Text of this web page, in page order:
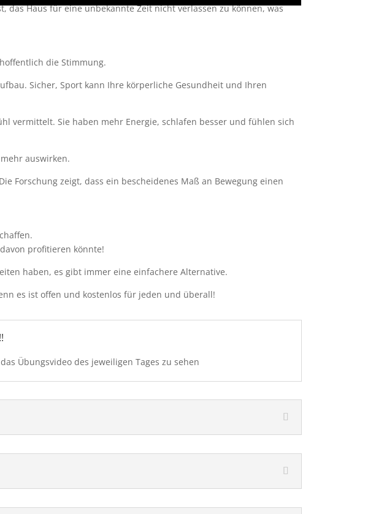
das Haus für eine unbekannte Zeit nicht verlassen zu können, was
die Stimmung.
Sicher, Sport kann Ihre körperliche Gesundheit und Ihren
vermittelt. Sie haben mehr Energie, schlafen besser und fühlen sich
auswirken.
Forschung zeigt, dass ein bescheidenes Maß an Bewegung einen
profitieren könnte!
haben, es gibt immer eine einfachere Alternative.
es ist offen und kostenlos für jeden und überall!
Übungsvideo des jeweiligen Tages zu sehen